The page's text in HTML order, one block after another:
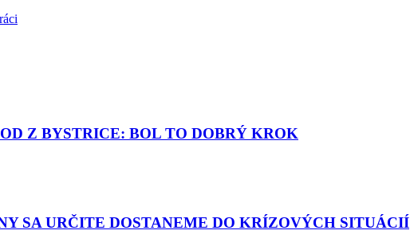
Z BYSTRICE: BOL TO DOBRÝ KROK
SA URČITE DOSTANEME DO KRÍZOVÝCH SITUÁCIÍ